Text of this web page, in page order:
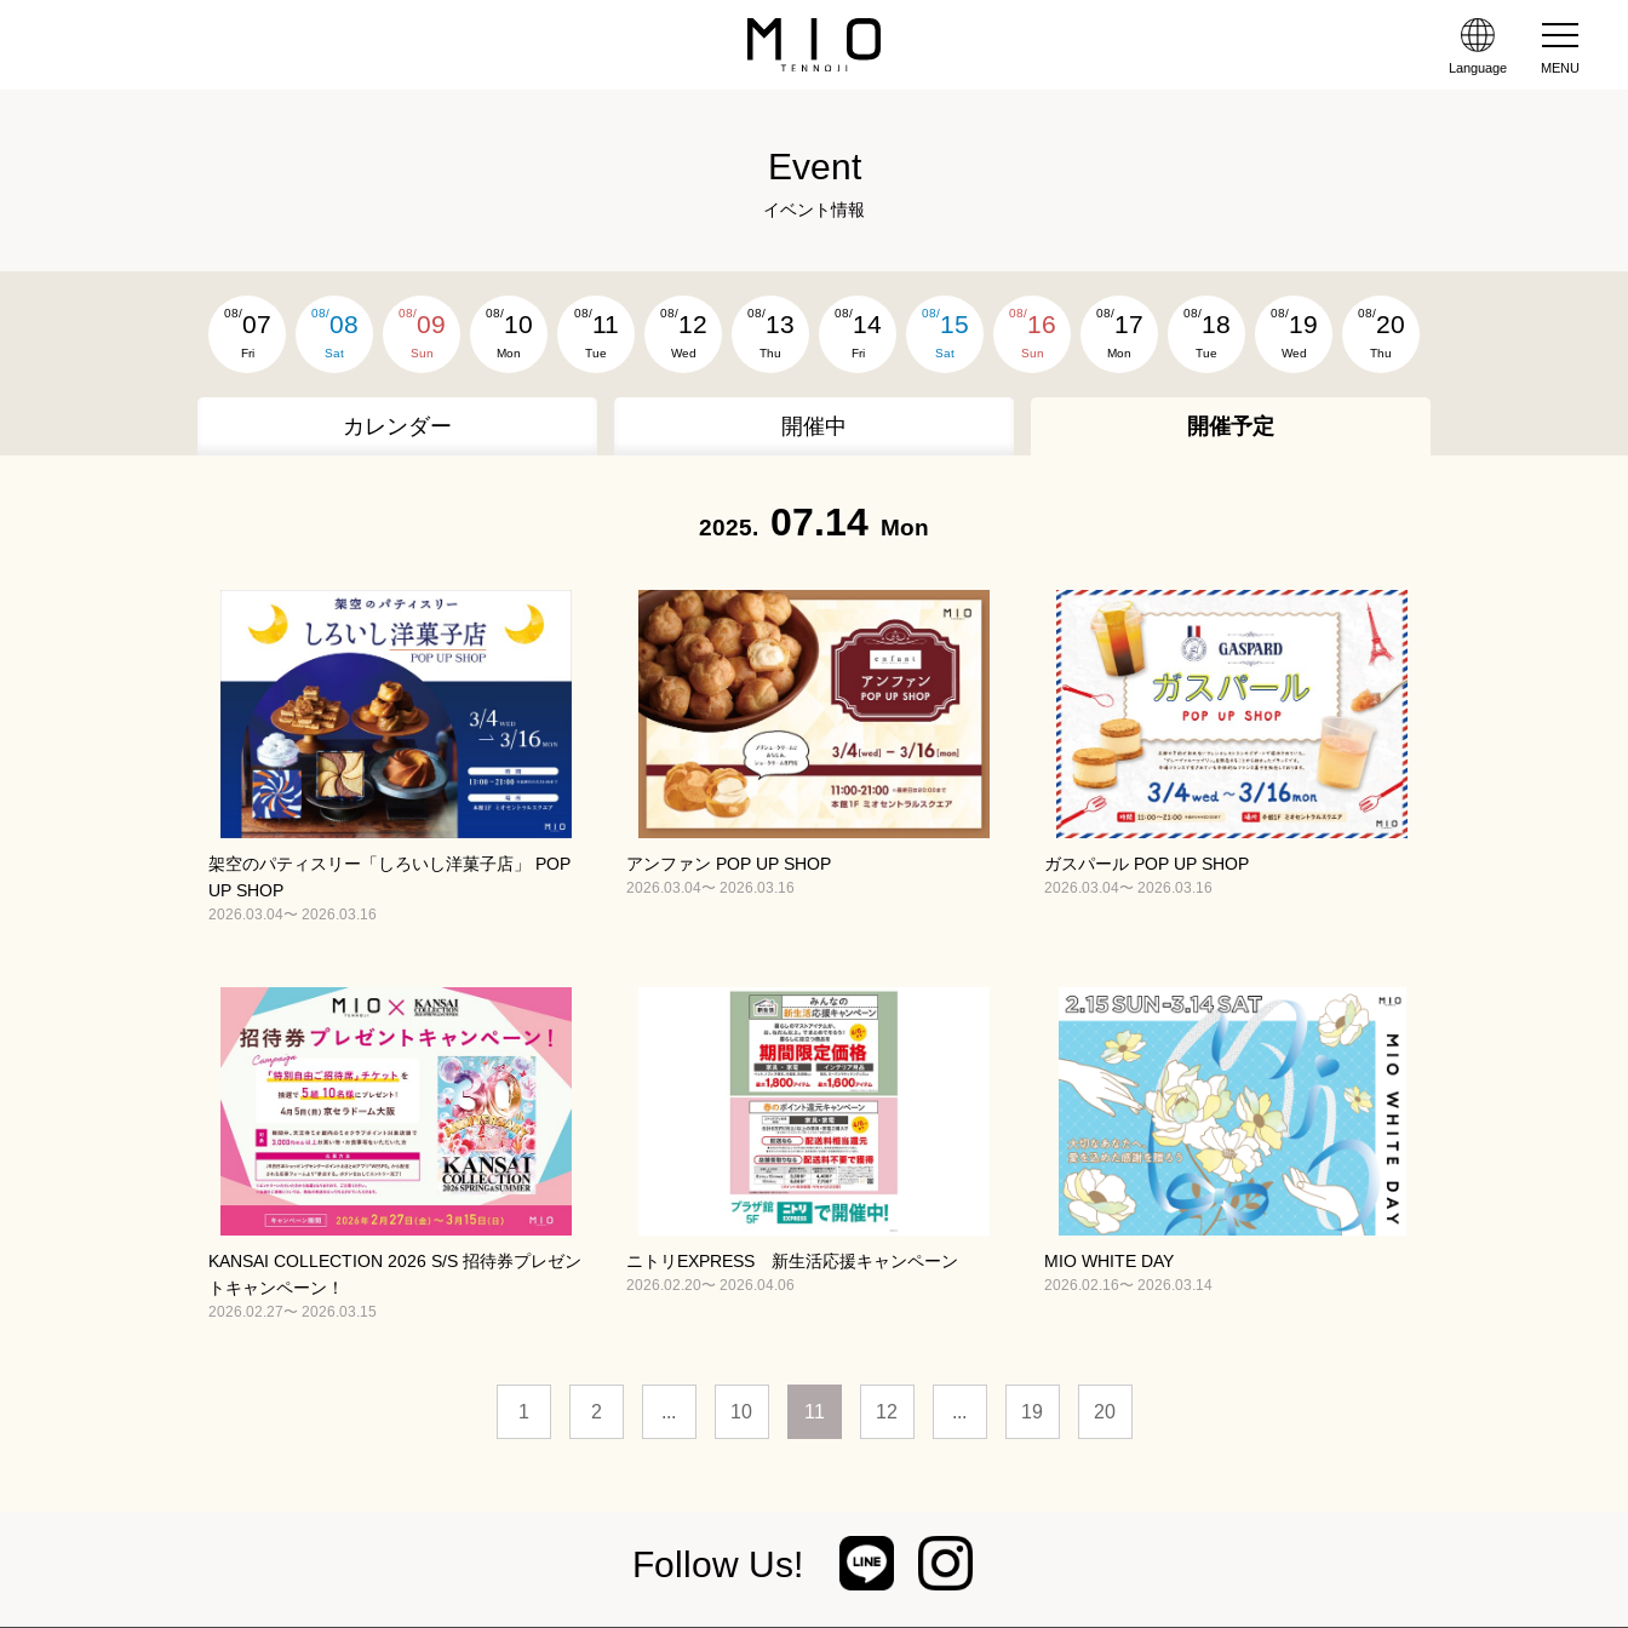
Language MENU
Event
イベント情報
08/07
Fri
08/08
Sat
08/09
Sun
08/ 10
Mon
08/ 11
Tue
08/ 12
Wed
08/ 13
Thu
08/ 14
Fri
08/ 15
Sat
08/ 16
Sun
08/ 17
Mon
08/ 18
Tue
08/ 19
Wed
08/20
Thu
カレンダー 開催中 開催予定
2025. 07.14 Mon
架空のパティスリー「しろいし洋菓子店」 POP
UP SHOP
2026.03.04〜 2026.03.16
アンファン POP UP SHOP
2026.03.04〜 2026.03.16
ガスパール POP UP SHOP
2026.03.04〜 2026.03.16
KANSAI COLLECTION 2026 S/S 招待券プレゼン
トキャンペーン！
2026.02.27〜 2026.03.15
ニトリEXPRESS 新生活応援キャンペーン
2026.02.20〜 2026.04.06
MIO WHITE DAY
2026.02.16〜 2026.03.14
1 2 ... 10 11 12 ... 19 20
Follow Us!